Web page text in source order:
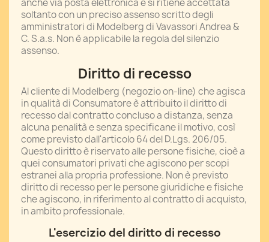
anche via posta elettronica e si ritiene accettata
soltanto con un preciso assenso scritto degli
amministratori di Modelberg di Vavassori Andrea &
C. S.a.s. Non è applicabile la regola del silenzio
assenso.
Diritto di recesso
Al cliente di Modelberg (negozio on-line) che agisca
in qualità di Consumatore è attribuito il diritto di
recesso dal contratto concluso a distanza, senza
alcuna penalità e senza specificane il motivo, così
come previsto dall'articolo 64 del D.Lgs. 206/05.
Questo diritto è riservato alle persone fisiche, cioè a
quei consumatori privati che agiscono per scopi
estranei alla propria professione. Non è previsto
diritto di recesso per le persone giuridiche e fisiche
che agiscono, in riferimento al contratto di acquisto,
in ambito professionale.
L'esercizio del diritto di recesso